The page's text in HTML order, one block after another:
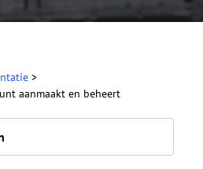
>
aanmaakt en beheert